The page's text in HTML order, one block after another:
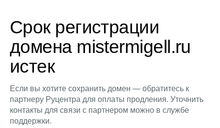
Срок регистрации
домена mistermigell.ru
истек
Если вы хотите сохранить домен — обратитесь к
партнеру Руцентра для оплаты продления. Уточнить
контакты для связи с партнером можно в службе
поддержки.